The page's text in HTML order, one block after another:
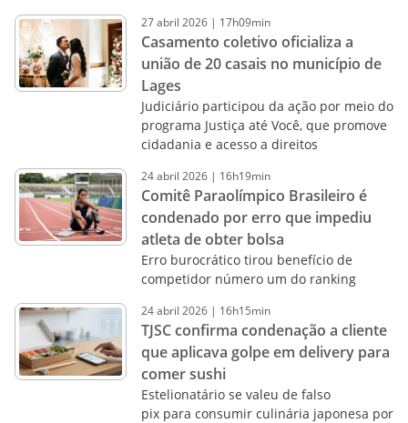
27abril 2026 | 17h09min
Casamento coletivo oficializa a
união de 20 casais no município de
Lages
Judiciário participou da ação por meio do
programa Justiça até Você, que promove
cidadania e acesso a direitos
24abril 2026 | 16h19min
Comitê Paraolímpico Brasileiro é
condenado por erro que impediu
atleta de obter bolsa
Erro burocrático tirou benefício de
competidor número um do ranking
24abril 2026 | 16h15min
TJSC confirma condenação a cliente
que aplicava golpe em delivery para
comer sushi
Estelionatário se valeu de falso
pix para consumir culinária japonesa por